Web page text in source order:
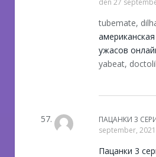
tubemate,
ужасов
yabeat,
ПАЦАНКИ 3
september,
Пацанки 3